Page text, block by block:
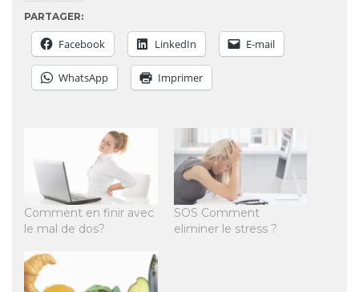
PARTAGER:
Facebook LinkedIn E-mail
WhatsApp Imprimer
Comment en finir avec
le mal de dos?
SOS Comment
eliminer le stress ?